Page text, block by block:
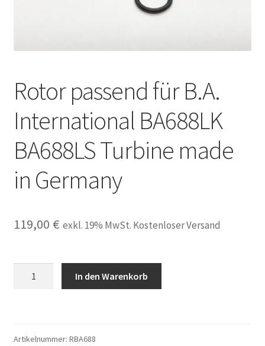
Rotor passend für B.A.
International BA688LK
BA688LS Turbine made
in Germany
119,00 € exkl. 19% MwSt. Kostenloser Versand
BA688LK
In den Warenkorb
Artikelnummer: RBA688